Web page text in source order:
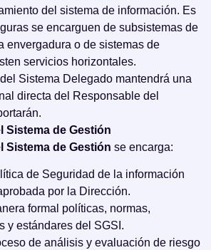
del sistema de información. Es
se encarguen de subsistemas de
envergadura o de sistemas de
servicios horizontales.
Sistema Delegado mantendrá una
directa del Responsable del
Sistema de Gestión
Sistema de Gestión se encarga:
de Seguridad de la información
por la Dirección.
formal políticas, normas,
y estándares del SGSI.
de análisis y evaluación de riesgo